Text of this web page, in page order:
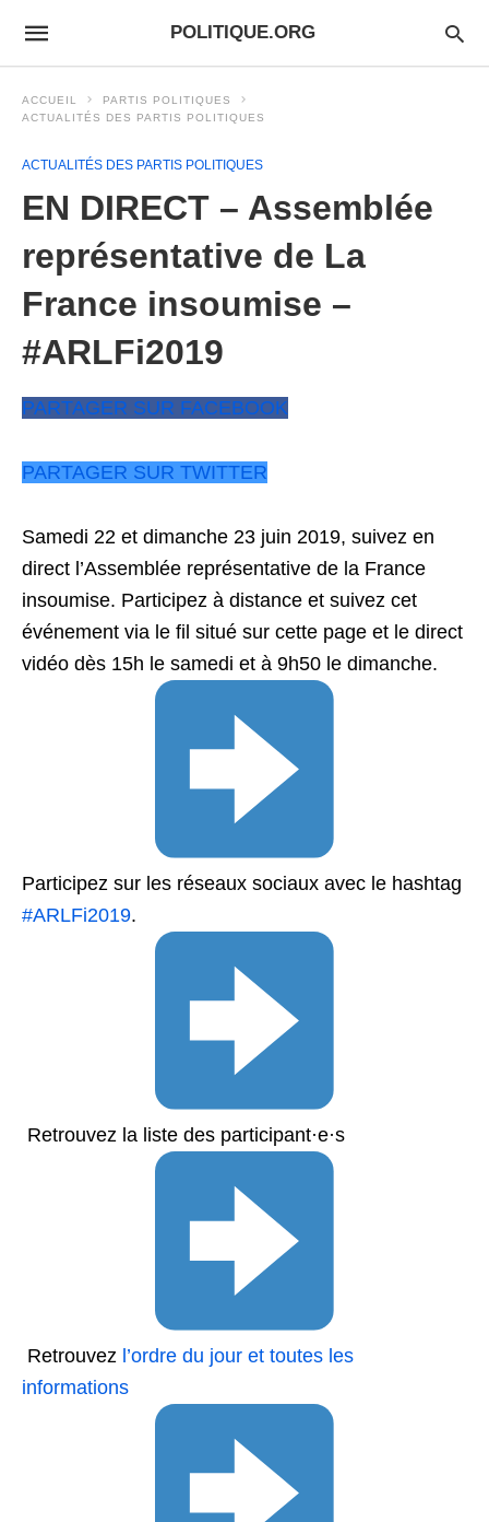
POLITIQUE.ORG
ACCUEIL
PARTIS POLITIQUES
ACTUALITÉS DES PARTIS POLITIQUES
ACTUALITÉS DES PARTIS POLITIQUES
EN DIRECT – Assemblée
représentative de La
France insoumise –
#ARLFi2019
PARTAGER SUR FACEBOOK
PARTAGER SUR TWITTER
Samedi 22 et dimanche 23 juin 2019, suivez en
direct l’Assemblée représentative de la France
insoumise. Participez à distance et suivez cet
événement via le fil situé sur cette page et le direct
vidéo dès 15h le samedi et à 9h50 le dimanche.
Participez sur les réseaux sociaux avec le hashtag
#ARLFi2019.
Retrouvez la liste des participant·e·s
Retrouvez l’ordre du jour et toutes les
informations